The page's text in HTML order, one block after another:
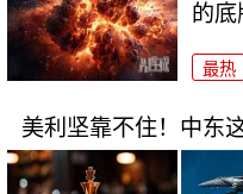
的底
最热
美利坚靠不住！中东